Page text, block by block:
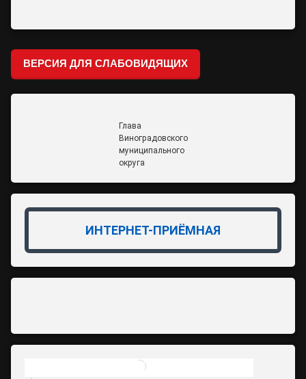
ВЕРСИЯ ДЛЯ СЛАБОВИДЯЩИХ
Глава
Виноградовского
муниципального
округа
ИНТЕРНЕТ-ПРИЁМНАЯ